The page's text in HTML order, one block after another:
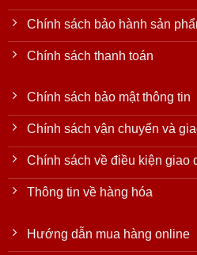
Chính sách bảo hành sản
Chính sách thanh toán
Chính sách bảo mật thông tin
Chính sách vận chuyển và
Chính sách về điều kiện giao
Thông tin về hàng hóa
Hướng dẫn mua hàng online